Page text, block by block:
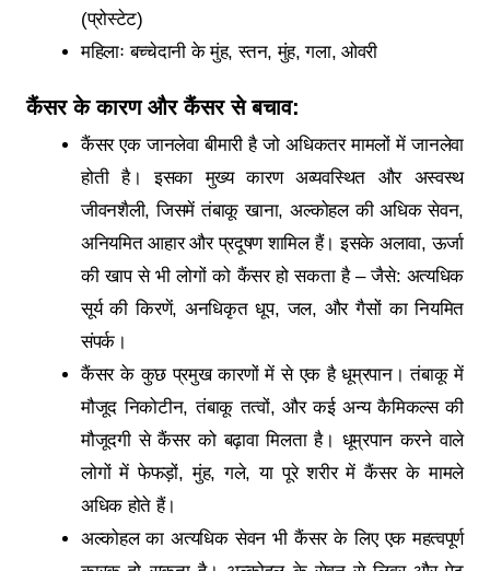
(प्रोस्टेट)
महिलाः बच्चेदानी के मुंह, स्तन, मुंह, गला, ओवरी
कैंसर के कारण और कैंसर से बचाव:
कैंसर एक जानलेवा बीमारी है जो अधिकतर मामलों में जानलेवा
होती है। इसका मुख्य कारण अव्यवस्थित और अस्वस्थ
जीवनशैली, जिसमें तंबाकू खाना, अल्कोहल की अधिक सेवन,
अनियमित आहार और प्रदूषण शामिल हैं। इसके अलावा, ऊर्जा
की खाप से भी लोगों को कैंसर हो सकता है – जैसे: अत्यधिक
सूर्य की किरणें, अनधिकृत धूप, जल, और गैसों का नियमित
संपर्क।
कैंसर के कुछ प्रमुख कारणों में से एक है धूम्रपान। तंबाकू में
मौजूद निकोटीन, तंबाकू तत्वों, और कई अन्य कैमिकल्स की
मौजूदगी से कैंसर को बढ़ावा मिलता है। धूम्रपान करने वाले
लोगों में फेफड़ों, मुंह, गले, या पूरे शरीर में कैंसर के मामले
अधिक होते हैं।
अल्कोहल का अत्यधिक सेवन भी कैंसर के लिए एक महत्वपूर्ण